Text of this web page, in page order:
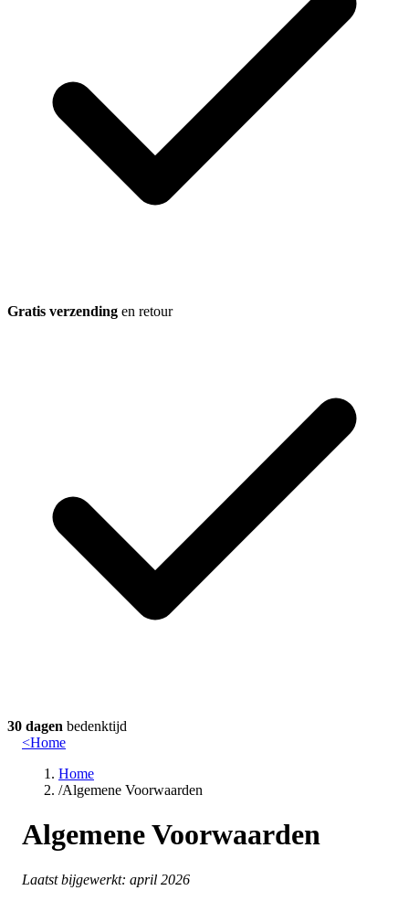
Gratis verzending en retour
30 dagen bedenktijd
<Home
Home
/Algemene Voorwaarden
Algemene Voorwaarden
Laatst bijgewerkt: april 2026